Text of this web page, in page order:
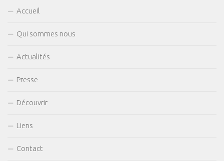
Accueil
Qui sommes nous
Actualités
Presse
Découvrir
Liens
Contact